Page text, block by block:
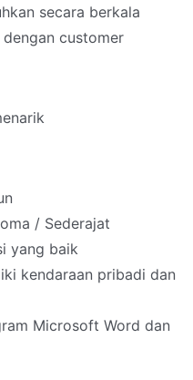
secara berkala
customer
/ Sederajat
yang baik
kendaraan pribadi dan
Microsoft Word dan